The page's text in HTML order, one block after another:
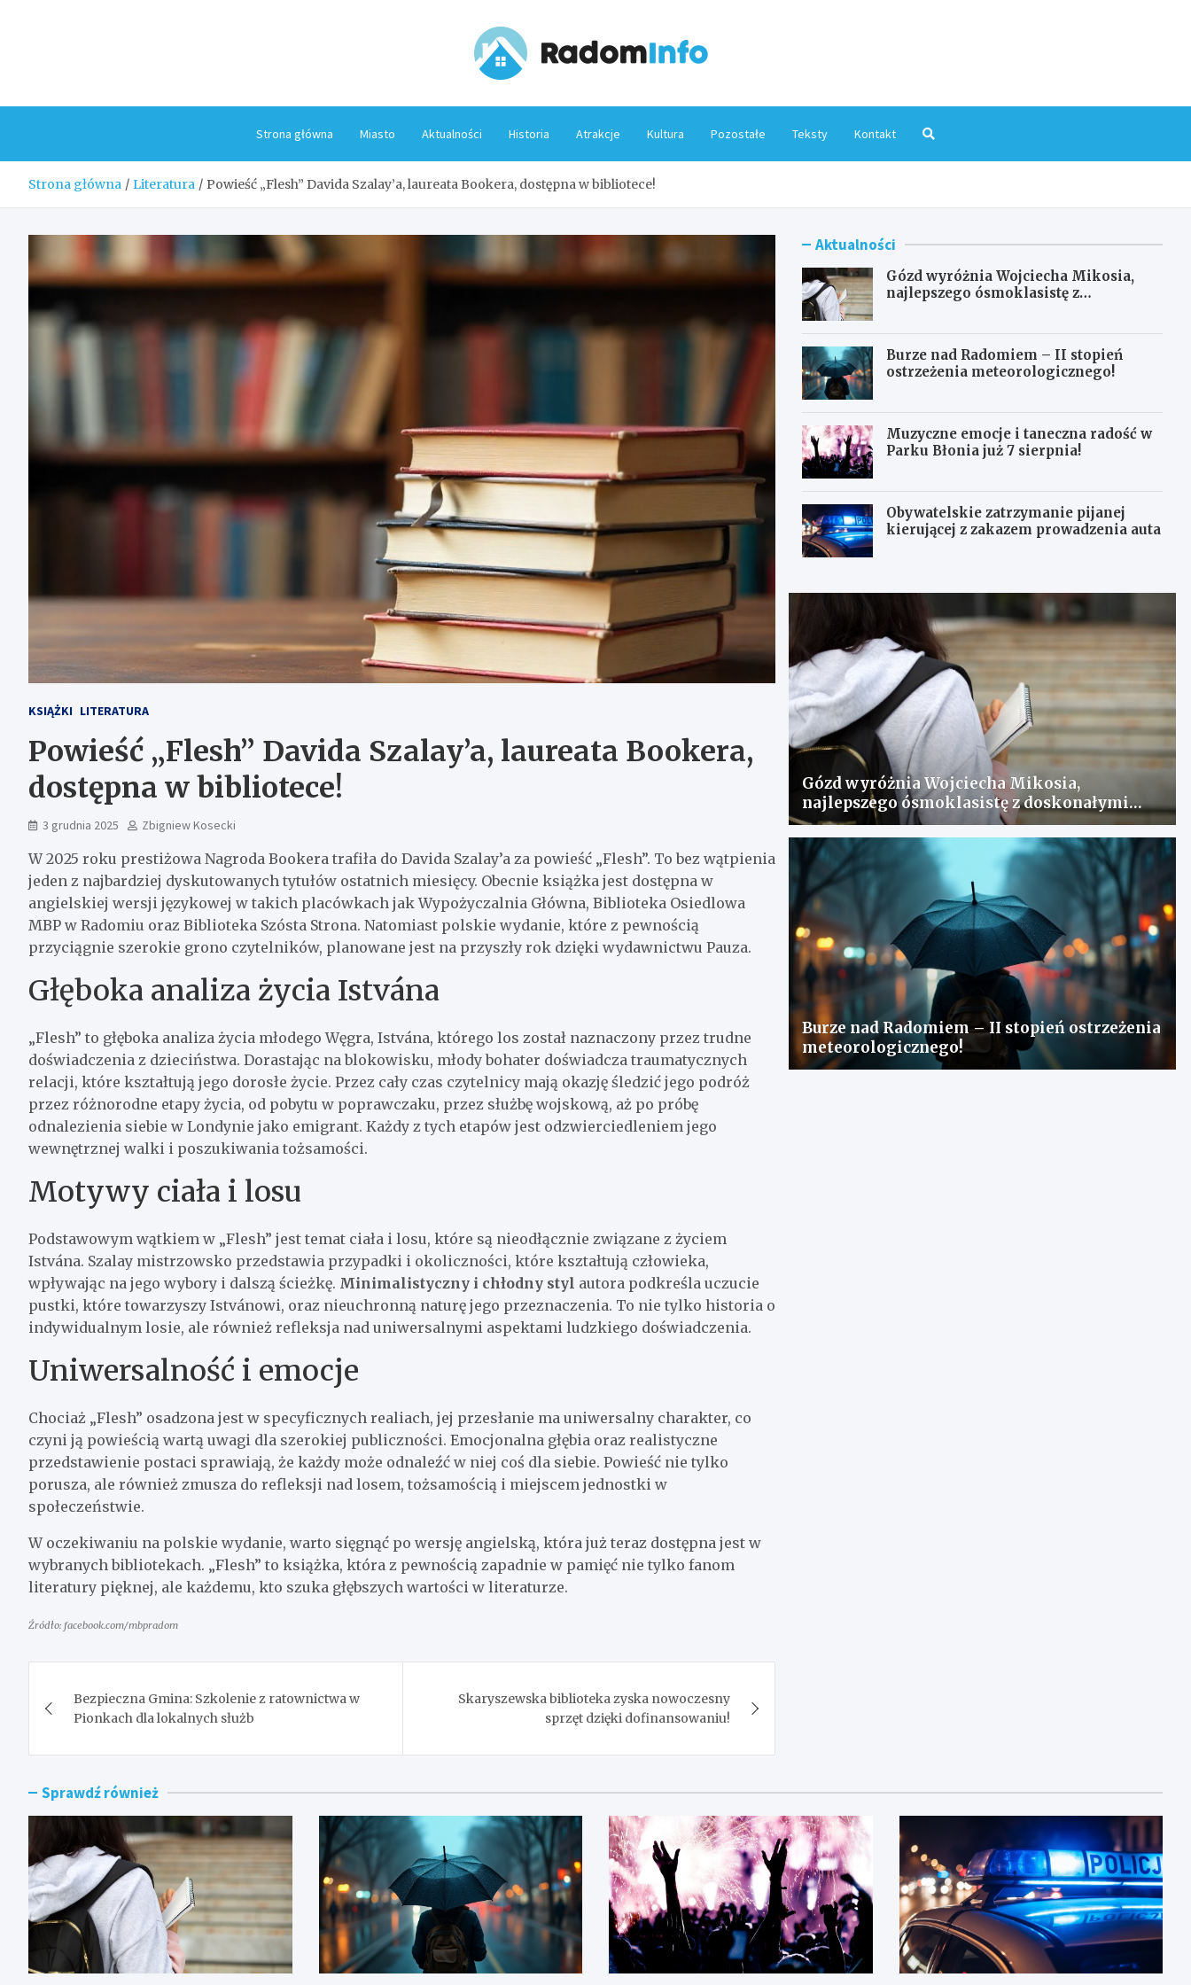
Strona główna Miasto Aktualności Historia Atrakcje Kultura Pozostałe Teksty Kontakt
Strona główna Literatura Powieść „Flesh” Davida Szalay’a, laureata Bookera, dostępna w bibliotece!
KSIĄŻKI LITERATURA
Powieść „Flesh” Davida Szalay’a, laureata Bookera,
dostępna w bibliotece!
3 grudnia 2025 Zbigniew Kosecki
W 2025 roku prestiżowa Nagroda Bookera trafiła do Davida Szalay’a za powieść „Flesh”. To bez wątpienia
jeden z najbardziej dyskutowanych tytułów ostatnich miesięcy. Obecnie książka jest dostępna w
angielskiej wersji językowej w takich placówkach jak Wypożyczalnia Główna, Biblioteka Osiedlowa
MBP w Radomiu oraz Biblioteka Szósta Strona. Natomiast polskie wydanie, które z pewnością
przyciągnie szerokie grono czytelników, planowane jest na przyszły rok dzięki wydawnictwu Pauza.
Głęboka analiza życia Istvána
„Flesh” to głęboka analiza życia młodego Węgra, Istvána, którego los został naznaczony przez trudne
doświadczenia z dzieciństwa. Dorastając na blokowisku, młody bohater doświadcza traumatycznych
relacji, które kształtują jego dorosłe życie. Przez cały czas czytelnicy mają okazję śledzić jego podróż
przez różnorodne etapy życia, od pobytu w poprawczaku, przez służbę wojskową, aż po próbę
odnalezienia siebie w Londynie jako emigrant. Każdy z tych etapów jest odzwierciedleniem jego
wewnętrznej walki i poszukiwania tożsamości.
Motywy ciała i losu
Podstawowym wątkiem w „Flesh” jest temat ciała i losu, które są nieodłącznie związane z życiem
Istvána. Szalay mistrzowsko przedstawia przypadki i okoliczności, które kształtują człowieka,
wpływając na jego wybory i dalszą ścieżkę. Minimalistyczny i chłodny styl autora podkreśla uczucie
pustki, które towarzyszy Istvánowi, oraz nieuchronną naturę jego przeznaczenia. To nie tylko historia o
indywidualnym losie, ale również refleksja nad uniwersalnymi aspektami ludzkiego doświadczenia.
Uniwersalność i emocje
Chociaż „Flesh” osadzona jest w specyficznych realiach, jej przesłanie ma uniwersalny charakter, co
czyni ją powieścią wartą uwagi dla szerokiej publiczności. Emocjonalna głębia oraz realistyczne
przedstawienie postaci sprawiają, że każdy może odnaleźć w niej coś dla siebie. Powieść nie tylko
porusza, ale również zmusza do refleksji nad losem, tożsamością i miejscem jednostki w
społeczeństwie.
W oczekiwaniu na polskie wydanie, warto sięgnąć po wersję angielską, która już teraz dostępna jest w
wybranych bibliotekach. „Flesh” to książka, która z pewnością zapadnie w pamięć nie tylko fanom
literatury pięknej, ale każdemu, kto szuka głębszych wartości w literaturze.
Źródło: facebook.com/mbpradom
wpisu
Bezpieczna Gmina: Szkolenie z ratownictwa w
Pionkach dla lokalnych służb
Skaryszewska biblioteka zyska nowoczesny
sprzęt dzięki dofinansowaniu!
Aktualności
Gózd wyróżnia Wojciecha Mikosia,
najlepszego ósmoklasistę z
Burze nad Radomiem – II stopień
ostrzeżenia meteorologicznego!
Muzyczne emocje i taneczna radość w
Parku Błonia już 7 sierpnia!
Obywatelskie zatrzymanie pijanej
kierującej z zakazem prowadzenia auta
Gózd wyróżnia Wojciecha Mikosia,
najlepszego ósmoklasistę z doskonałymi
wynikami!
Burze nad Radomiem – II stopień ostrzeżenia
meteorologicznego!
Sprawdź również